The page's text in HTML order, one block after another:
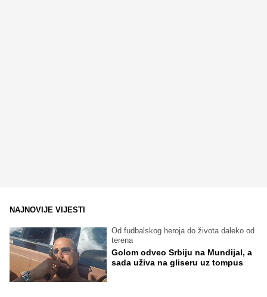
NAJNOVIJE VIJESTI
Od fudbalskog heroja do života daleko od
terena
Golom odveo Srbiju na Mundijal, a
sada uživa na gliseru uz tompus